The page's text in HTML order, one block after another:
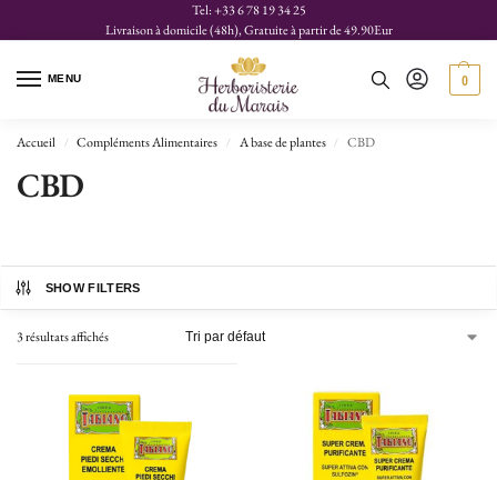
Tel: +33 6 78 19 34 25
Livraison à domicile (48h), Gratuite à partir de 49.90Eur
MENU 0
Accueil / Compléments Alimentaires / A base de plantes / CBD
CBD
SHOW FILTERS
3 résultats affichés